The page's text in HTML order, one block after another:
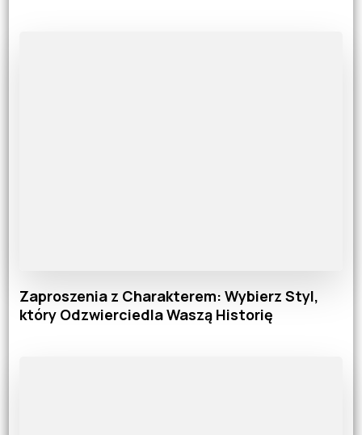
Zaproszenia z Charakterem: Wybierz Styl,
który Odzwierciedla Waszą Historię